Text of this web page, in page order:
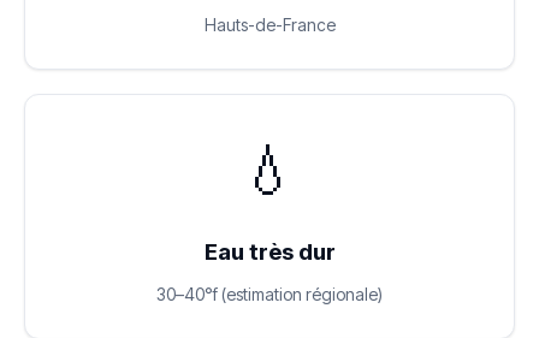
Hauts-de-France
💧
Eau très dur
30–40°f (estimation régionale)